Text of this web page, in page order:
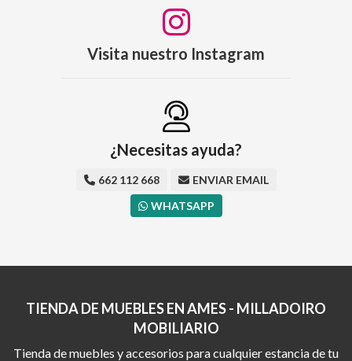
Visita nuestro Instagram
¿Necesitas ayuda?
662 112 668
ENVIAR EMAIL
WHATSAPP
TIENDA DE MUEBLES EN AMES - MILLADOIRO
MOBILIARIO
Tienda de muebles y accesorios para cualquier estancia de tu